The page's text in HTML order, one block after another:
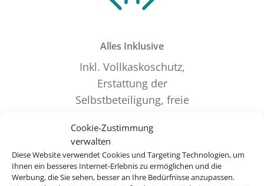
Cookie-Zustimmung
verwalten
Diese Website verwendet Cookies und Targeting Technologien, um
Ihnen ein besseres Internet-Erlebnis zu ermöglichen und die
Werbung, die Sie sehen, besser an Ihre Bedürfnisse anzupassen.
Alles Inklusive
Inkl. Vollkaskoschutz,
Erstattung der
Selbstbeteiligung, freie